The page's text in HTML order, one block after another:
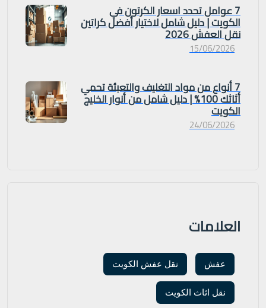
7 عوامل تحدد اسعار الكرتون في
الكويت | دليل شامل لاختيار أفضل كراتين
نقل العفش 2026
15/06/2026
7 أنواع من مواد التغليف والتعبئة تحمي
أثاثك 100% | دليل شامل من أنوار الخليج
الكويت
24/06/2026
العلامات
عفش نقل عفش الكويت
نقل اثاث الكويت